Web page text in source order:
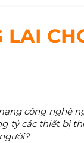
LAI
công nghệ
tỷ các thiết bị